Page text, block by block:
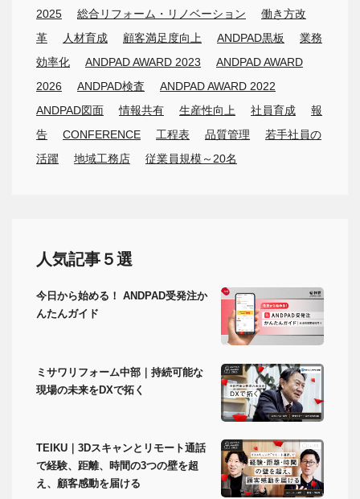
2025 総合リフォーム・リノベーション
働き方改
革
人材育成 顧客満足度向上 ANDPAD黒板
業務
効率化
ANDPAD AWARD 2023
ANDPAD AWARD
2026
ANDPAD検査
ANDPAD AWARD 2022
ANDPAD図面
情報共有 生産性向上 社員育成
報
告
CONFERENCE 工程表 品質管理
若手社員の
活躍
地域工務店 従業員規模～20名
人気記事５選
今日から始める！ ANDPAD受発注か
んたんガイド
ミサワリフォーム中部｜持続可能な
現場の未来をDXで拓く
TEIKU｜3Dスキャンとリモート通話
で経験、距離、時間の3つの壁を超
え、顧客感動を届ける